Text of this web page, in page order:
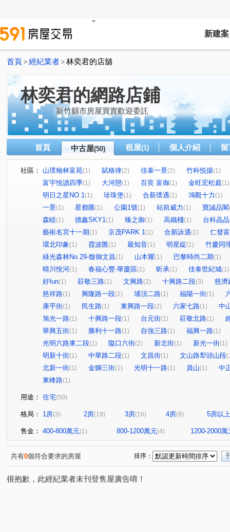
新建案
首頁 > 經紀業者 > 林奕君的店舖
林奕君的網路店鋪
新竹縣市房屋買賣歡迎委託
首頁 中古屋(50) 租屋(1) 個人介紹
社區： 山璞翰林富苑(1) 賦格律(2) 佳泰一景(2) 竹科悦揚(1)
富宇悅讀四季(1) 大河戀(1) 百奕 富御(1) 金旺宏松庭(1)
明日之星NO.1(1) 珍珠堡(1) 合新璞遇(1) 鴻觀十力(1)
一景(1) 星都匯(1) 公園1號(1) 站前威力(1) 寶誠品閣
森睦(1) 德鑫SKY1(1) 臻之御(1) 高鐵棧(1) 台科晶品
藝術名宮十一期(1) 京茂PARK 1(1) 合新詠遇(1)
仁發
環北印象(1) 霞波匯(1) 最知音(1) 明星綻(1)
竹慶同
綠光森林No.29-馥御文昌(1) 山本耀(1) 巴黎時尚二期(1)
晴川悅河(1) 春福心豐-華廈區(1) 昕承(1) 佳泰世紀城(1)
好fun(1) 莊敬三路(1) 文興路(2) 十興路二段(3)
慈濟
慈祥路(1) 興隆路一段(2) 埔頂二路(1) 福陽一街(1)
康平街(1) 民生路(1) 東興路一段(2) 六家七路(1)
中
旭光一路(1) 十興路一段(1) 台元街(1) 莊敬北路(1)
華興五街(1) 勝利十一路(1) 自強三路(1) 福興一路(1)
光明六路東二段(1) 隘口六街(2) 新北街(1) 新光一街(1)
明新十街(1) 中華路二段(1) 文昌街(1) 文山路犁頭山段
北新一街(1) 金獅三街(1) 光明十一路(1) 員山(1)
中
東峰路(1)
用途： 住宅(50)
格局： 1房(3) 2房(19) 3房(16) 4房(9) 5房以上
售金： 400-800萬元(1) 800-1200萬元(4) 1200-2000萬
共有0個符合要求的房屋 排序：
很抱歉，此經紀業者未刊登售屋廣告唷！